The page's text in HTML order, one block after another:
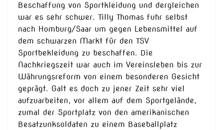
Beschaffung von Sportkleidung und dergleichen
war es sehr schwer. Tilly Thomas fuhr selbst
nach Homburg/Saar um gegen Lebensmittel auf
dem schwarzen Markt für den TSV
Sportbekleidung zu beschaffen. Die
Nachkriegszeit war auch im Vereinsleben bis zur
Währungsreform von einem besonderen Gesicht
geprägt. Galt es doch zu jener Zeit sehr viel
aufzuarbeiten, vor allem auf dem Sportgelände,
zumal der Sportplatz von den amerikanischen
Besatzunksoldaten zu einem Baseballplatz